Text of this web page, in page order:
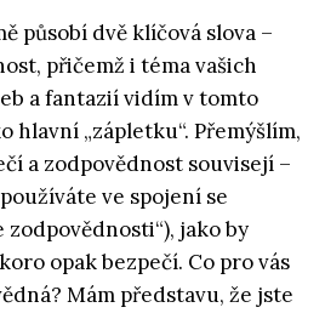
působí dvě klíčová slova –
přičemž i téma vašich
a fantazií vidím v tomto
hlavní „zápletku“. Přemýšlím,
a zodpovědnost souvisejí –
ve spojení se
jako by
opak bezpečí. Co pro vás
Mám představu, že jste